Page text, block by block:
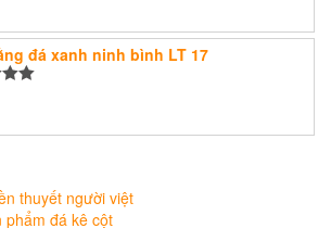
5
đá xanh ninh bình LT 17
thuyết người việt
phẩm đá kê cột